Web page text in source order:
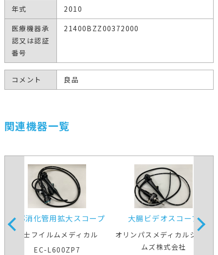
年式
2010
医療機器承
認又は認証
番号
21400BZZ00372000
コメント 良品
関連機器一覧
下部消化管用拡大スコープ
富士フイルムメディカル
EC-L600ZP7
大腸ビデオスコープ
オリンパスメディカルシステ
ムズ株式会社